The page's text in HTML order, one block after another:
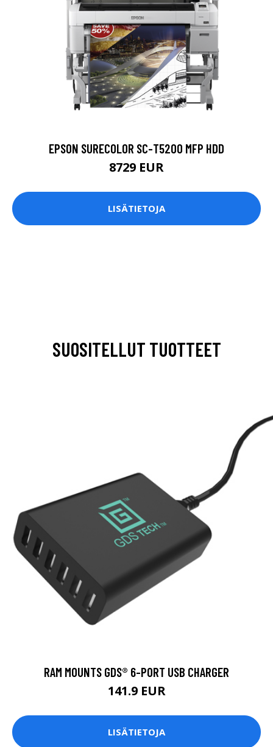
EPSON SURECOLOR SC-T5200 MFP HDD
8729 EUR
LISÄTIETOJA
SUOSITELLUT TUOTTEET
RAM MOUNTS GDS® 6-PORT USB CHARGER
141.9 EUR
LISÄTIETOJA